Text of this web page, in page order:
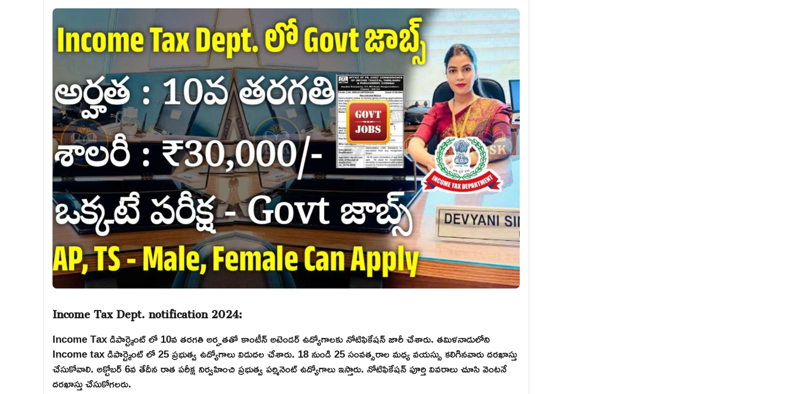
Income Tax Dept. notification 2024:
Income Tax డిపార్ట్మెంట్ లో 10వ తరగతి అర్హతతో కాంటీన్ అటెండర్ ఉద్యోగాలకు నోటిఫికేషన్ జారీ చేశారు. తమిళనాడులోని
Income tax డిపార్ట్మెంట్ లో 25 ప్రభుత్వ ఉద్యోగాలు విడుదల చేశారు. 18 నుండి 25 సంవత్సరాల మధ్య వయస్సు కలిగినవారు దరఖాస్తు
చేసుకోవాలి. అక్టోబర్ 6వ తేదీన రాత పరీక్ష నిర్వహించి ప్రభుత్వ పర్మినెంట్ ఉద్యోగాలు ఇస్తారు. నోటిఫికేషన్ పూర్తి వివరాలు చూసి వెంటనే
దరఖాస్తు చేసుకోగలరు.